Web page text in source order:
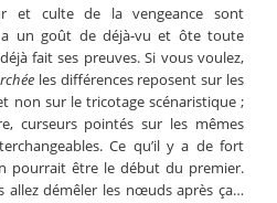
et culte de la vengeance sont
a un goût de déjà-vu et ôte toute
fait ses preuves. Si vous voulez,
les différences reposent sur les
non sur le tricotage scénaristique ;
curseurs pointés sur les mêmes
Ce qu’il y a de fort
pourrait être le début du premier.
allez démêler les nœuds après ça…